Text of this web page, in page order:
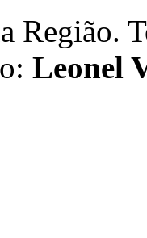
Região.
Leonel